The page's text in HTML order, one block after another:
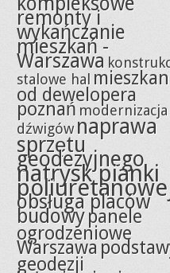
remonty i
wykańczanie
mieszkań -
Warszawa
stalowe hal
od dewelopera
poznań modernizacja
dźwigów naprawa
sprzętu
geodezyjnego
natrysk pianki
obsługa placów
budowypanele
ogrodzeniowe
Warszawa
geodezji